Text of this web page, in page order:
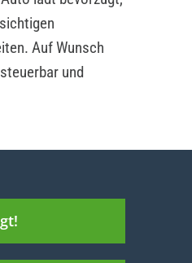
Auf Wunsch
und